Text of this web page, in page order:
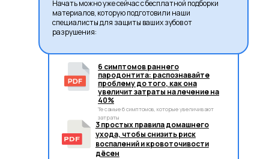
Начать можно уже сейчас с бесплатной подборки
материалов, которую подготовили наши
специалисты для защиты ваших зубов от
разрушения:
6 симптомов раннего
пародонтита: распознавайте
проблему до того, как она
увеличит затраты на лечение на
40%
Те самые 6 симптомов, которые увеличивают
затраты
3 простых правила домашнего
ухода, чтобы снизить риск
воспалений и кровоточивости
дёсен